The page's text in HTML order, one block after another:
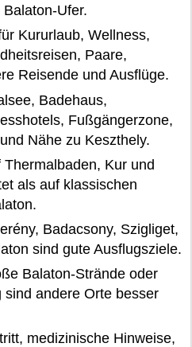
Ufer.
Kururlaub, Wellness,
Paare,
Reisende und Ausflüge.
Badehaus,
Fußgängerzone,
Nähe zu Keszthely.
Kur und
als auf klassischen
Badacsony, Szigliget,
sind gute Ausflugsziele.
Balaton-Strände oder
andere Orte besser
medizinische Hinweise,